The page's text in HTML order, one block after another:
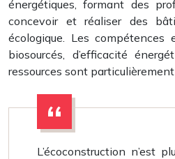
énergétiques, formant des
concevoir et réaliser des
écologique. Les compétences
biosourcés, d’efficacité
ressources sont
L’écoconstruction n’est